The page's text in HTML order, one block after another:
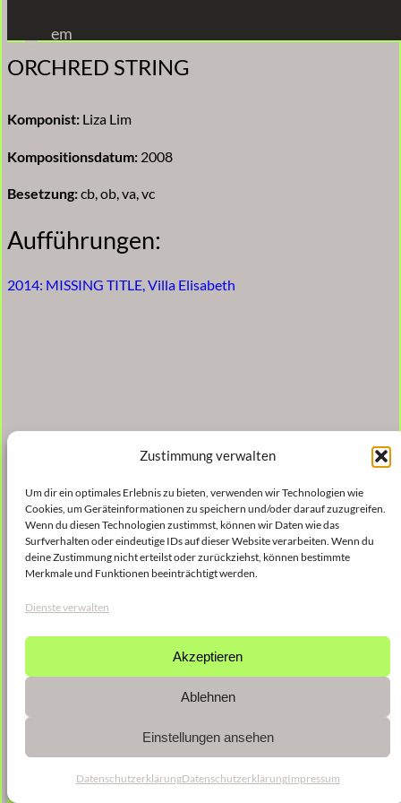
Zustimmung verwalten
Um dir ein optimales Erlebnis zu bieten, verwenden wir Technologien wie
Cookies, um Geräteinformationen zu speichern und/oder darauf zuzugreifen.
Wenn du diesen Technologien zustimmst, können wir Daten wie das
Surfverhalten oder eindeutige IDs auf dieser Website verarbeiten. Wenn du
deine Zustimmung nicht erteilst oder zurückziehst, können bestimmte
Merkmale und Funktionen beeinträchtigt werden.
Dienste verwalten
Akzeptieren
Ablehnen
Einstellungen ansehen
DatenschutzerklärungDatenschutzerklärungImpressum
Inhalt
springen
em
ORCHRED STRING
Komponist: Liza Lim
Kompositionsdatum: 2008
Besetzung:cb, ob, va, vc
Aufführungen:
2014: MISSING TITLE, Villa Elisabeth